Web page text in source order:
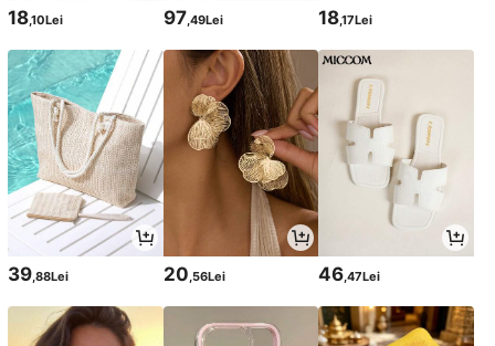
18,10Lei 97 ,49Lei 18,17Lei
39,88Lei 20,56Lei 46,47Lei